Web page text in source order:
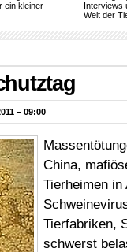
ein kleiner
Interviews
Welt der
– 09:00
China,
Tierheimen in
Tierfabriken,
schwerst